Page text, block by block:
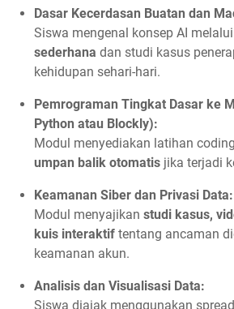
Dasar Kecerdasan Buatan dan
Siswa mengenal konsep AI melalui
sederhana dan studi kasus
kehidupan sehari-hari.
Pemrograman Tingkat Dasar ke
Python atau Blockly):
Modul menyediakan latihan
umpan balik otomatis jika terjadi
Keamanan Siber dan Privasi Data:
Modul menyajikan studi kasus,
kuis interaktif tentang ancaman
keamanan akun.
Analisis dan Visualisasi Data:
Siswa diajak menggunakan